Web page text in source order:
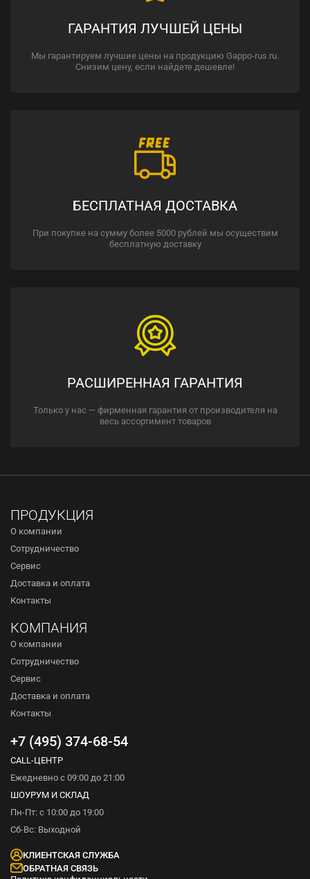
ГАРАНТИЯ ЛУЧШЕЙ ЦЕНЫ
Мы гарантируем лучшие цены на продукцию Gappo-rus.ru.
Снизим цену, если найдете дешевле!
БЕСПЛАТНАЯ ДОСТАВКА
При покупке на сумму более 5000 рублей мы осуществим
бесплатную доставку
РАСШИРЕННАЯ ГАРАНТИЯ
Только у нас — фирменная гарантия от производителя на
весь ассортимент товаров
ПРОДУКЦИЯ
О компании
Сотрудничество
Сервис
Доставка и оплата
Контакты
КОМПАНИЯ
О компании
Сотрудничество
Сервис
Доставка и оплата
Контакты
+7 (495) 374-68-54
CALL-ЦЕНТР
Ежедневно с 09:00 до 21:00
ШОУРУМ И СКЛАД
Пн-Пт: с 10:00 до 19:00
Сб-Вс: Выходной
КЛИЕНТСКАЯ СЛУЖБА
ОБРАТНАЯ СВЯЗЬ